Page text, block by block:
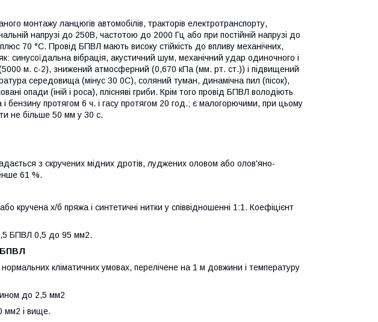
монтажу ланцюгів автомобілів, тракторів електротранспорту,
напрузі до 250В, частотою до 2000 Гц або при постійній напрузі до
70 °С. Провід БПВЛ мають високу стійкість до впливу механічних,
як: синусоїдальна вібрація, акустичний шум, механічний удар одиночного і
(5000 м. с-2), знижений атмосферний (0,670 кПа (мм. рт. ст.)) і підвищений
середовища (мінус 30 0С), соляний туман, динамічна пил (пісок),
опади (іній і роса), плісняві гриби. Крім того провід БПВЛ володіють
і бензину протягом 6 ч. і гасу протягом 20 год.; є малогорючими, при цьому
не більше 50 мм у 30 с.
з скручених мідних дротів, луджених оловом або олов'яно-
61 %.
кручена х/б пряжа і синтетичні нитки у співвідношенні 1:1. Коефіцієнт
БПВЛ 0,5 до 95 мм2.
БПВЛ
нормальних кліматичних умовах, перелічене на 1 м довжини і температуру
до 2,5 мм2
мм2 і вище.